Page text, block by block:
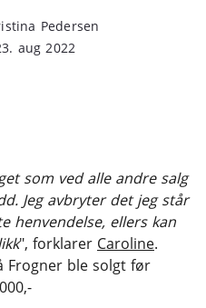
Pedersen
aug 2022
som ved alle andre salg
Jeg avbryter det jeg står
henvendelse, ellers kan
", forklarer Caroline.
Frogner ble solgt før